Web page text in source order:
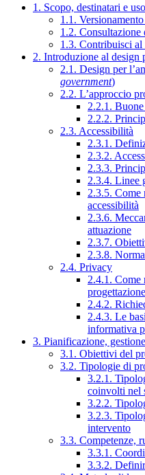
1. Scopo, destinatari e
1.1.
1.2. Consultazione
1.3. Contribuisci al
2. Introduzione al
2.1. Design per
government)
2.2. L’approccio
2.2.1.
2.2.2.
2.3. Accessibilità
2.3.1.
2.3.2.
2.3.3.
2.3.4. Linee
2.3.5. Come
accessibilità
2.3.6.
attuazione
2.3.7.
2.3.8.
2.4. Privacy
2.4.1. Come
2.4.2.
2.4.3. Le
informativa
3. Pianificazione,
3.1. Obiettivi del
3.2. Tipologie di
3.2.1.
coinvolti nel
3.2.2.
3.2.3.
intervento
3.3. Competenze,
3.3.1.
3.3.2.